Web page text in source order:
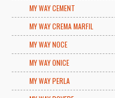
MY WAY CEMENT
MY WAY CREMA MARFIL
MY WAY NOCE
MY WAY ONICE
MY WAY PERLA